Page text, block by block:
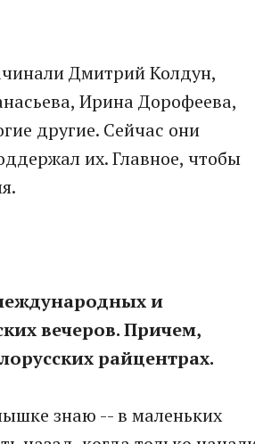
Дмитрий Колдун,
Ирина Дорофеева,
другие. Сейчас они
их. Главное, чтобы
и
вечеров. Причем,
райцентрах.
знаю -- в маленьких